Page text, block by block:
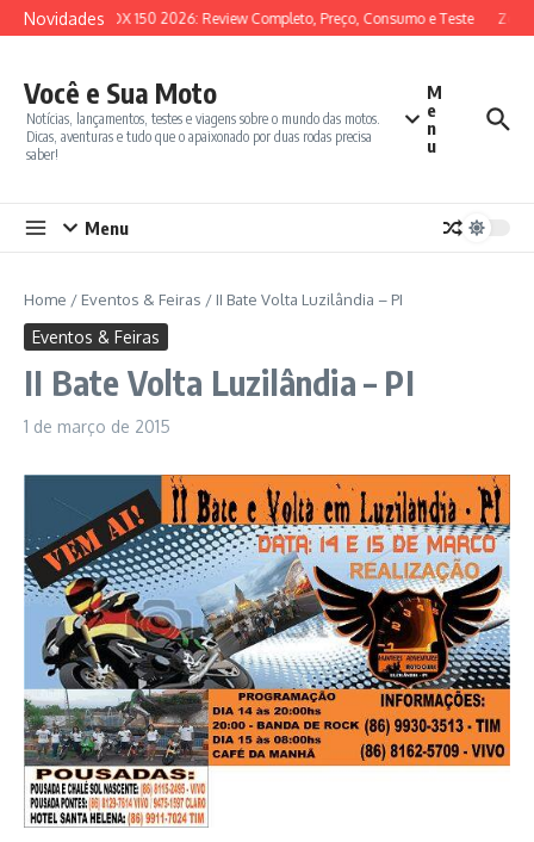
Ir para o conteúdo
NovidadesSYM ADX 150 2026: Review Completo, Preço, Consumo e Teste
Você e Sua Moto
Notícias, lançamentos, testes e viagens sobre o mundo das motos.
Dicas, aventuras e tudo que o apaixonado por duas rodas precisa
saber!
M
e
n
u
Menu
Home / Eventos & Feiras / II Bate Volta Luzilândia – PI
Eventos & Feiras
II Bate Volta Luzilândia – PI
1 de março de 2015